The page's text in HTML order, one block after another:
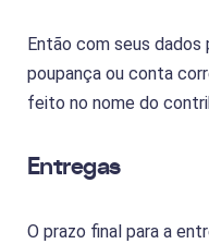
Então com seus
poupança ou conta
feito no nome do
Entregas
O prazo final para a